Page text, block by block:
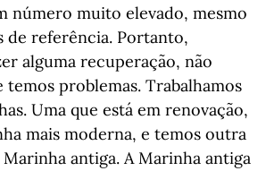
número muito elevado, mesmo
de referência. Portanto,
alguma recuperação, não
temos problemas. Trabalhamos
Uma que está em renovação,
mais moderna, e temos outra
antiga. A Marinha antiga